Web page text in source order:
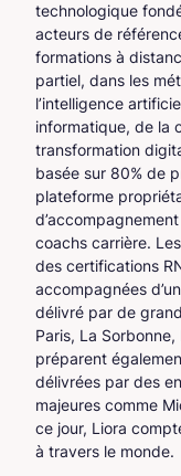
technologique
acteurs de
formations à
partiel, dans les
l’intelligence
informatique, de la
transformation
basée sur 80% de
plateforme
coachs carrière.
des certifications
accompagnées
délivré par de
Paris, La Sorbonne,
préparent
délivrées par des
majeures comme
ce jour, Liora
à travers le monde.